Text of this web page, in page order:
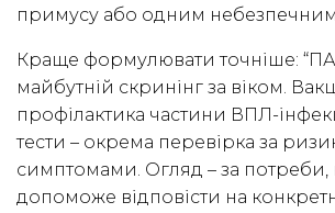
примусу або одним небезпечним
Краще формулювати точніше:
майбутній скринінг за віком.
профілактика частини ВПЛ-
тести – окрема перевірка за
симптомами. Огляд – за потреби,
допоможе відповісти на